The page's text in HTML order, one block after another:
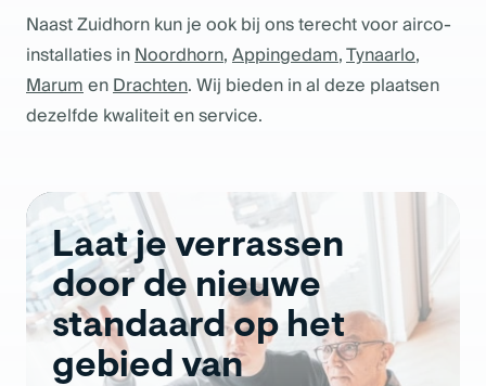
Naast Zuidhorn kun je ook bij ons terecht voor airco-
installaties inNoordhorn,Appingedam,Tynaarlo,
MarumenDrachten. Wij bieden in al deze plaatsen
dezelfde kwaliteit en service.
Laat je verrassen
door de nieuwe
standaard op het
gebied van